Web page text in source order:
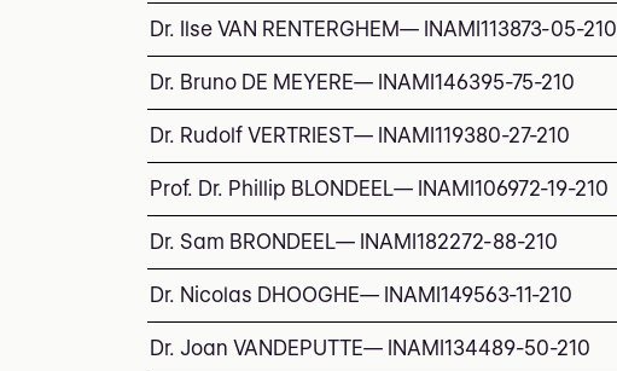
Dr. Ilse VAN RENTERGHEM— INAMI 113873-05-210
Dr. Bruno DE MEYERE— INAMI 146395-75-210
Dr. Rudolf VERTRIEST— INAMI 119380-27-210
Prof. Dr. Phillip BLONDEEL— INAMI 106972-19-210
Dr. Sam BRONDEEL— INAMI 182272-88-210
Dr. Nicolas DHOOGHE— INAMI 149563-11-210
Dr. Joan VANDEPUTTE— INAMI 134489-50-210